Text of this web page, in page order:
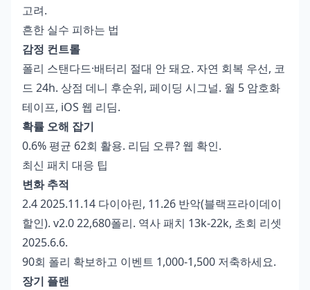
고려.
흔한 실수 피하는 법
감정 컨트롤
폴리 스탠다드·배터리 절대 안 돼요. 자연 회복 우선, 코
드 24h. 상점 데니 후순위, 페이딩 시그널. 월 5 암호화
테이프, iOS 웹 리딤.
확률 오해 잡기
0.6% 평균 62회 활용. 리딤 오류? 웹 확인.
최신 패치 대응 팁
변화 추적
2.4 2025.11.14 다이아린, 11.26 반악(블랙프라이데이
할인). v2.0 22,680폴리. 역사 패치 13k-22k, 초회 리셋
2025.6.6.
90회 폴리 확보하고 이벤트 1,000-1,500 저축하세요.
장기 플랜